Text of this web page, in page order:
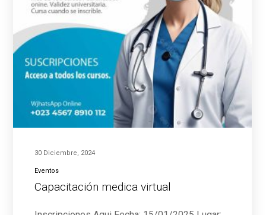
30 Diciembre, 2024
Eventos
Capacitación medica virtual